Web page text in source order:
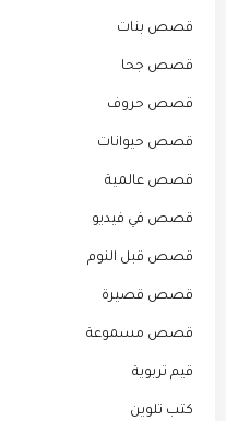
قصص بنات
قصص جحا
قصص حروف
قصص حيوانات
قصص عالمية
قصص في فيديو
قصص قبل النوم
قصص قصيرة
قصص مسموعة
قيم تربوية
كتب تلوين